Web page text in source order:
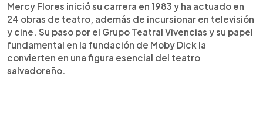
Mercy Flores inició su carrera en 1983 y ha actuado en
24 obras de teatro, además de incursionar en televisión
y cine. Su paso por el Grupo Teatral Vivencias y su papel
fundamental en la fundación de Moby Dick la
convierten en una figura esencial del teatro
salvadoreño.